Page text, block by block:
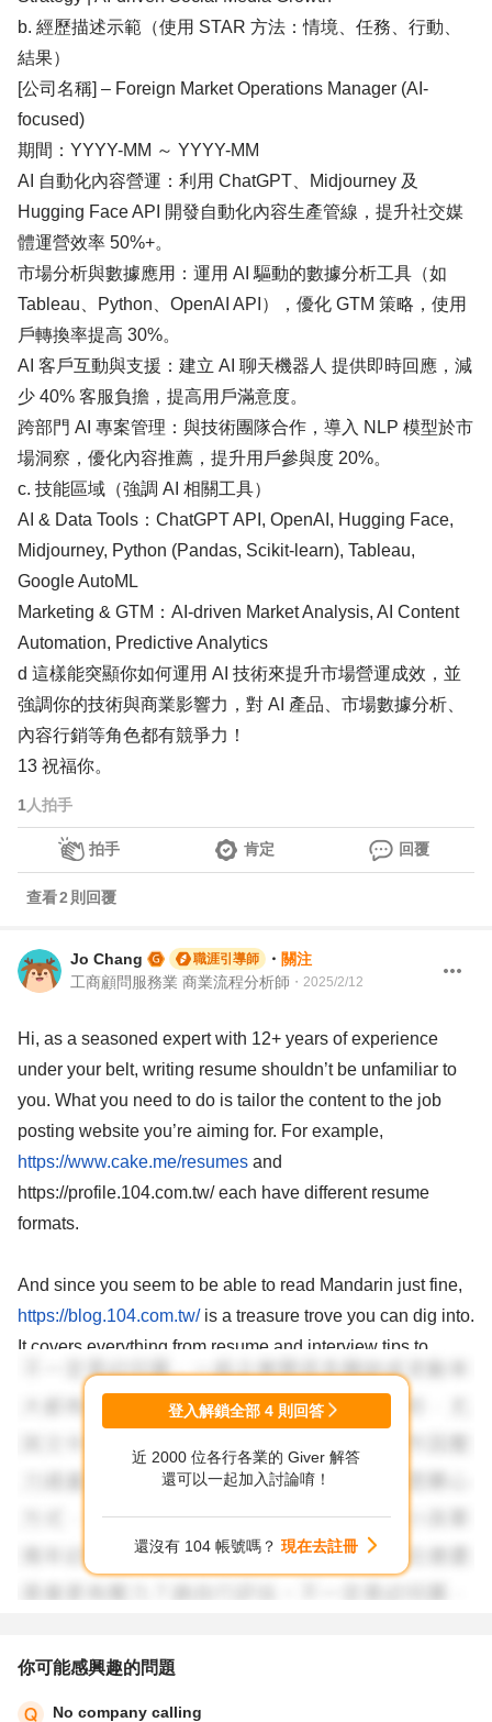
b. 經歷描述示範（使用 STAR 方法：情境、任務、行動、
結果）
[公司名稱] – Foreign Market Operations Manager (AI-
focused)
期間：YYYY-MM ～ YYYY-MM
AI 自動化內容營運：利用 ChatGPT、Midjourney 及
Hugging Face API 開發自動化內容生產管線，提升社交媒
體運營效率 50%+。
市場分析與數據應用：運用 AI 驅動的數據分析工具（如
Tableau、Python、OpenAI API），優化 GTM 策略，使用
戶轉換率提高 30%。
AI 客戶互動與支援：建立 AI 聊天機器人 提供即時回應，減
少 40% 客服負擔，提高用戶滿意度。
跨部門 AI 專案管理：與技術團隊合作，導入 NLP 模型於市
場洞察，優化內容推薦，提升用戶參與度 20%。
c. 技能區域（強調 AI 相關工具）
AI & Data Tools：ChatGPT API, OpenAI, Hugging Face,
Midjourney, Python (Pandas, Scikit-learn), Tableau,
Google AutoML
Marketing & GTM：AI-driven Market Analysis, AI Content
Automation, Predictive Analytics
d 這樣能突顯你如何運用 AI 技術來提升市場營運成效，並
強調你的技術與商業影響力，對 AI 產品、市場數據分析、
內容行銷等角色都有競爭力！
13 祝福你。
1 人拍手
拍手 肯定 回覆
查看2 則回覆
Jo Chang 職涯引導師 ・ 關注
工商顧問服務業 商業流程分析師 ・ 2025/2/12
Hi, as a seasoned expert with 12+ years of experience
under your belt, writing resume shouldn’t be unfamiliar to
you. What you need to do is tailor the content to the job
posting website you’re aiming for. For example,
https://www.cake.me/resumes and
https://profile.104.com.tw/ each have different resume
formats.
And since you seem to be able to read Mandarin just fine,
https://blog.104.com.tw/is a treasure trove you can dig into.
It covers everything from resume and interview tips to
delicate issues like workplace bullying.
work in Taiwan as an expat is paramount, especially if
exemption. It would impact your extension of stay should
your work permit or residence visa expire.
your job hunting!
登入解鎖全部 4 則回答
近 2000 位各行各業的 Giver 解答
還可以一起加入討論唷！
還沒有 104 帳號嗎？ 現在去註冊
你可能感興趣的問題
No company calling